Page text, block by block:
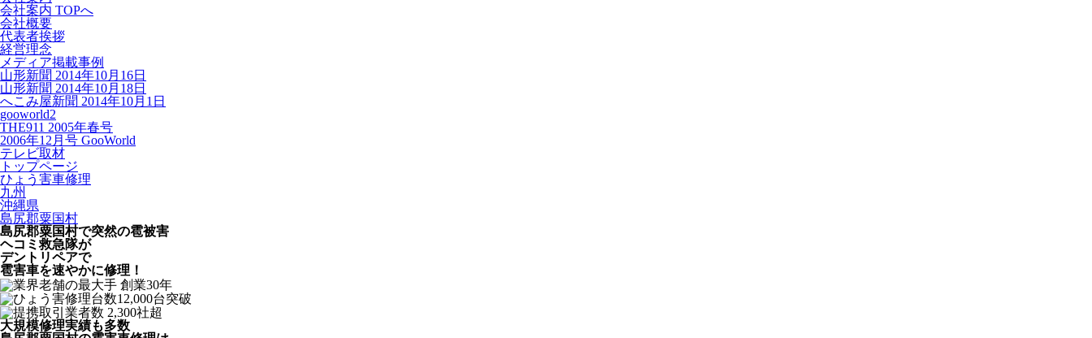
会社案内 TOPへ
会社概要
代表者挨拶
経営理念
メディア掲載事例
山形新聞 2014年10月16日
山形新聞 2014年10月18日
へこみ屋新聞 2014年10月1日
gooworld2
THE911 2005年春号
2006年12月号 GooWorld
テレビ取材
トップページ
ひょう害車修理
九州
沖縄県
島尻郡粟国村
島尻郡粟国村で突然の雹被害
ヘコミ救急隊が
デントリペアで
雹害車を速やかに修理！
大規模修理実績も多数